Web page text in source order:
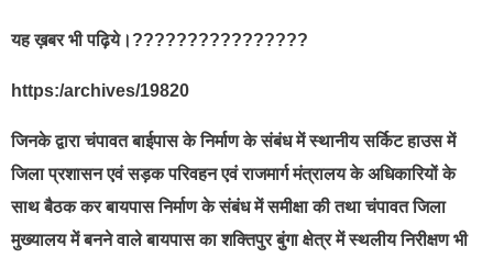
यह ख़बर भी पढ़िये।????????????????
https:/archives/19820
जिनके द्वारा चंपावत बाईपास के निर्माण के संबंध में स्थानीय सर्किट हाउस में
जिला प्रशासन एवं सड़क परिवहन एवं राजमार्ग मंत्रालय के अधिकारियों के
साथ बैठक कर बायपास निर्माण के संबंध में समीक्षा की तथा चंपावत जिला
मुख्यालय में बनने वाले बायपास का शक्तिपुर बुंगा क्षेत्र में स्थलीय निरीक्षण भी